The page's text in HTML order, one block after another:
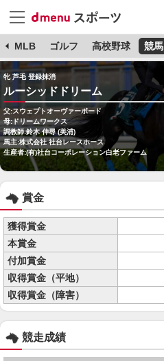
MLB ゴルフ 高校野球 競馬
牝 芦毛 登録抹消
ルーシッドドリーム
父:スウェプトオーヴァーボード
母:ドリームワークス
調教師:鈴木 伸尋 (美浦)
馬主:株式会社 社台レースホース
生産者:(有)社台コーポレーション白老ファーム
賞金
獲得賞金
本賞金
付加賞金
収得賞金（平地）
収得賞金（障害）
競走成績